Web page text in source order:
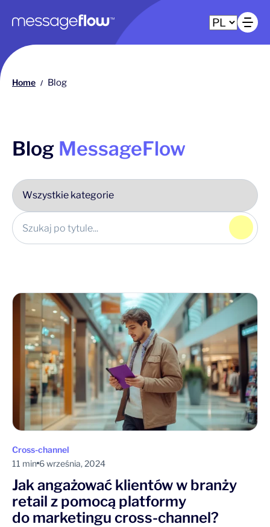
Główna nawigacja
Home / Blog
Blog MessageFlow
Cross-channel
11 min 6 września, 2024
Jak angażować klientów w branży
retail z pomocą platformy
do marketingu cross-channel?